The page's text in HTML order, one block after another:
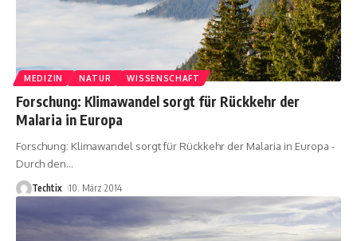
MEDIZIN NATUR WISSENSCHAFT
Forschung: Klimawandel sorgt für Rückkehr der
Malaria in Europa
Forschung: Klimawandel sorgt für Rückkehr der Malaria in Europa -
Durch den…
Techtix 10. März 2014